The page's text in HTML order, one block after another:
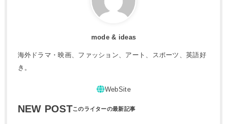
mode & ideas
海外ドラマ・映画、ファッション、アート、スポーツ、英語好
き。
NEW POST